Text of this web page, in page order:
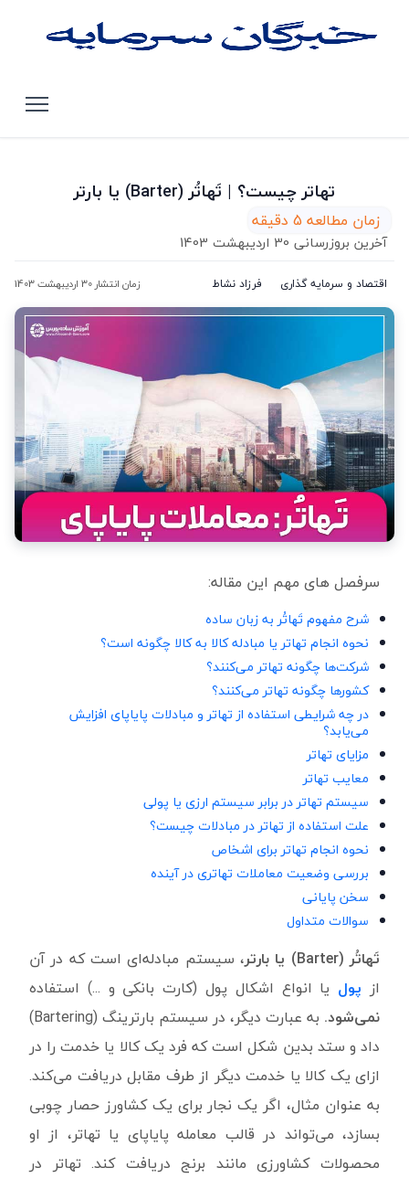
تهاتر چیست؟ | تَهاتُر (Barter) یا بارتر
زمان مطالعه 5 دقیقه
آخرین بروزرسانی 30 اردیبهشت 1403
اقتصاد و سرمایه گذاری فرزاد نشاط زمان انتشار 30 اردیبهشت 1403
سرفصل های مهم این مقاله:
شرح مفهوم تَهاتُر به زبان ساده
نحوه انجام تهاتر یا مبادله کالا به کالا چگونه است؟
شرکت‌ها چگونه تهاتر می‌کنند؟
کشورها چگونه تهاتر می‌کنند؟
در چه شرایطی استفاده از تهاتر و مبادلات پایاپای افزایش
می‌یابد؟
مزایای تهاتر
معایب تهاتر
سیستم تهاتر در برابر سیستم ارزی یا پولی
علت استفاده از تهاتر در مبادلات چیست؟
نحوه انجام تهاتر برای اشخاص
بررسی وضعیت معاملات تهاتری در آینده
سخن پایانی
سوالات متداول
تَهاتُر (Barter) یا بارتر، سیستم مبادله‌ای است که در آن
از پول یا انواع اشکال پول (کارت بانکی و ...) استفاده
نمی‌شود.
به عبارت دیگر، در سیستم بارترینگ (Bartering)
داد و ستد بدین شکل است که فرد یک کالا یا خدمت را در
ازای یک کالا یا خدمت دیگر از طرف مقابل دریافت می‌کند.
به عنوان مثال، اگر یک نجار برای یک کشاورز حصار چوبی
بسازد، می‌تواند در قالب معامله پایاپای یا تهاتر، از او
محصولات کشاورزی مانند برنج دریافت کند. تهاتر در